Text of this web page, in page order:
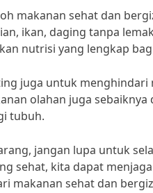
makanan sehat dan
ikan, daging tanpa
nutrisi yang lengkap
juga untuk
olahan juga
tubuh.
jangan lupa untuk
sehat, kita dapat
makanan sehat dan